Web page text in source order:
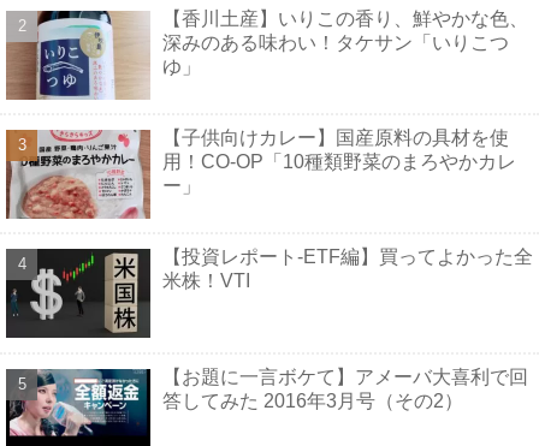
【香川土産】いりこの香り、鮮やかな色、
深みのある味わい！タケサン「いりこつ
ゆ」
【子供向けカレー】国産原料の具材を使
用！CO-OP「10種類野菜のまろやかカレ
ー」
【投資レポート-ETF編】買ってよかった全
米株！VTI
【お題に一言ボケて】アメーバ大喜利で回
答してみた 2016年3月号（その2）